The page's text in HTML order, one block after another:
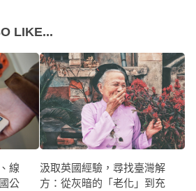
LIKE...
線
公
汲取英國經驗，尋找臺灣解
方：從灰暗的「老化」到充